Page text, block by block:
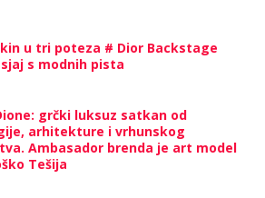
u tri poteza # Dior Backstage
s modnih pista
grčki luksuz satkan od
arhitekture i vrhunskog
Ambasador brenda je art model
Tešija